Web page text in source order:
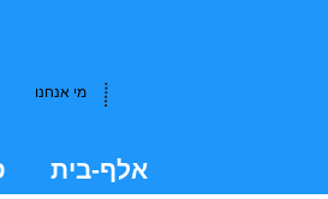
מי אנחנו
אלף-בית